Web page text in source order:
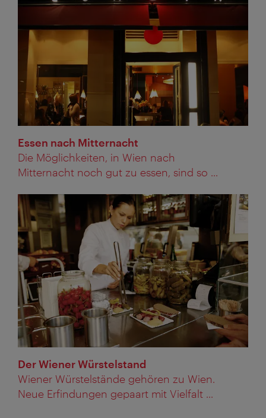
Essen nach Mitternacht
Die Möglichkeiten, in Wien nach
Mitternacht noch gut zu essen, sind so ...
Der Wiener Würstelstand
Wiener Würstelstände gehören zu Wien.
Neue Erfindungen gepaart mit Vielfalt ...